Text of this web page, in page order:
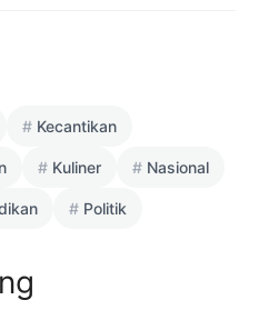
Kecantikan
Kuliner Nasional
Politik